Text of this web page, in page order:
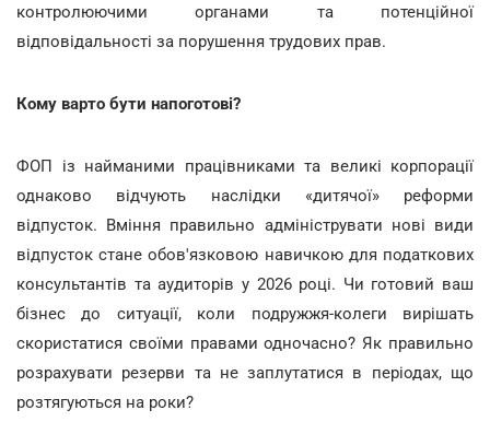
контролюючими органами та потенційної
відповідальності за порушення трудових прав.
Кому варто бути напоготові?
ФОП із найманими працівниками та великі корпорації
однаково відчують наслідки «дитячої» реформи
відпусток. Вміння правильно адмініструвати нові види
відпусток стане обов'язковою навичкою для податкових
консультантів та аудиторів у 2026 році. Чи готовий ваш
бізнес до ситуації, коли подружжя-колеги вирішать
скористатися своїми правами одночасно? Як правильно
розрахувати резерви та не заплутатися в періодах, що
розтягуються на роки?